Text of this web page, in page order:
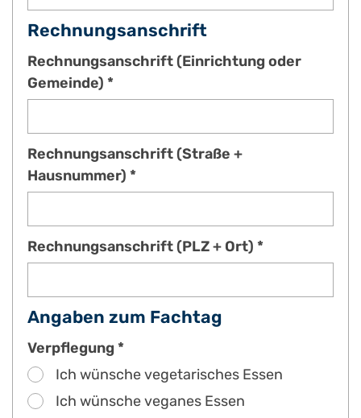
Rechnungsanschrift
Rechnungsanschrift (Einrichtung oder
Gemeinde) *
Rechnungsanschrift (Straße +
Hausnummer) *
Rechnungsanschrift (PLZ + Ort) *
Angaben zum Fachtag
Verpflegung *
Ich wünsche vegetarisches Essen
Ich wünsche veganes Essen